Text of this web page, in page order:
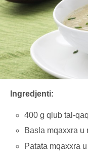
Ingredjenti:
400 g qlub tal-
Basla mqaxxra u
Patata mqaxxra